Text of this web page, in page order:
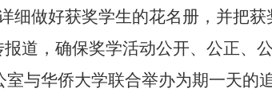
细做好获奖学生的花名册，并把
道，确保奖学活动公开、公正、公
室与华侨大学联合举办为期一天的